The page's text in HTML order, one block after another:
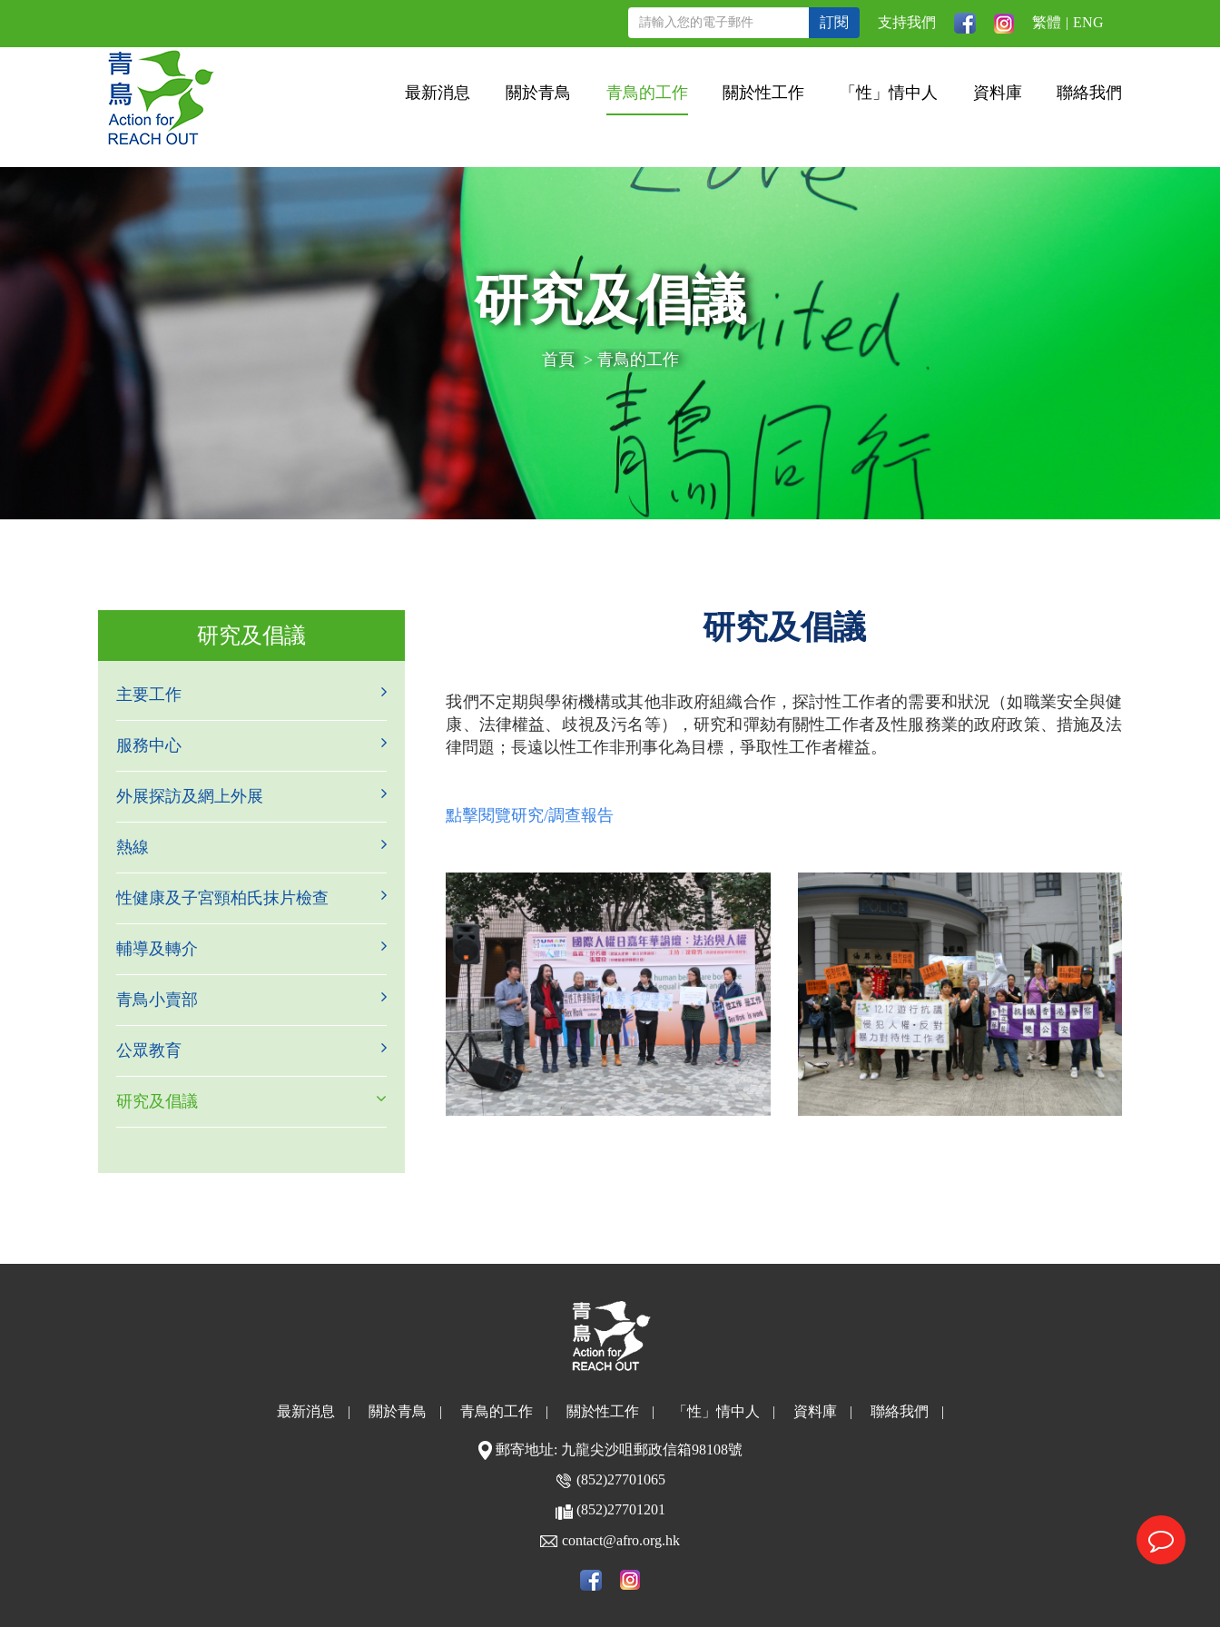
訂閱 支持我們 繁體 | ENG
最新消息 關於青鳥 青鳥的工作 關於性工作 「性」情中人 資料庫 聯絡我們
研究及倡議
首頁 > 青鳥的工作
研究及倡議
主要工作
服務中心
外展探訪及網上外展
熱線
性健康及子宮頸柏氏抹片檢查
輔導及轉介
青鳥小賣部
公眾教育
研究及倡議
研究及倡議
我們不定期與學術機構或其他非政府組織合作，探討性工作者的需要和狀況（如職業安全與健
康、法律權益、歧視及污名等），研究和彈劾有關性工作者及性服務業的政府政策、措施及法
律問題；長遠以性工作非刑事化為目標，爭取性工作者權益。
點擊閱覽研究/調查報告
最新消息 | 關於青鳥 | 青鳥的工作 | 關於性工作 | 「性」情中人 | 資料庫 | 聯絡我們 |
郵寄地址: 九龍尖沙咀郵政信箱98108號
(852)27701065
(852)27701201
contact@afro.org.hk